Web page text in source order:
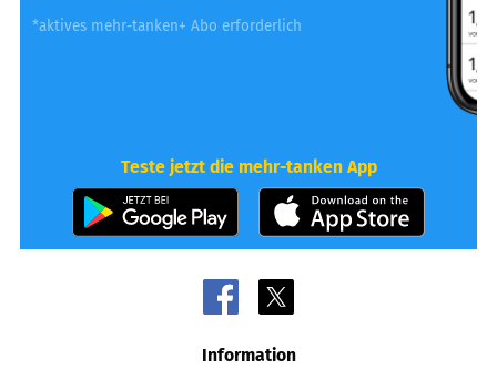
*aktives mehr-tanken+ Abo erforderlich
Teste jetzt die mehr-tanken App
Information